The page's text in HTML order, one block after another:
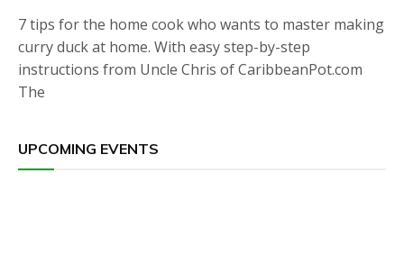
7 tips for the home cook who wants to master making
curry duck at home. With easy step-by-step
instructions from Uncle Chris of CaribbeanPot.com
The
UPCOMING EVENTS